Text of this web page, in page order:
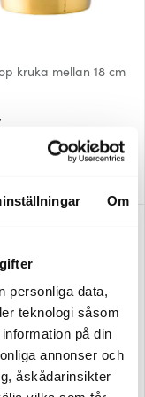
Om
personliga data,
teknologi såsom
på din
annonser och
åskådarinsikter
kruka mellan 18 cm